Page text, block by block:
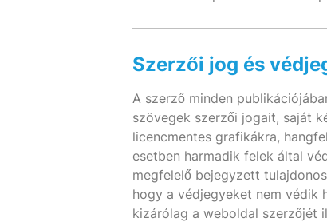
Szerzői jog és
A szerző minden
szövegek szerzői jogait, saját
licencmentes grafikákra,
esetben harmadik felek által
megfelelő bejegyzett
hogy a védjegyeket nem védik
kizárólag a weboldal szerzőjét